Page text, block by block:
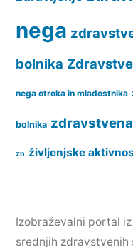
nega
bolnika
nega otroka in mladostnika
bolnika
zn življenjske
Izobraževalni portal
srednjih zdravstvenih